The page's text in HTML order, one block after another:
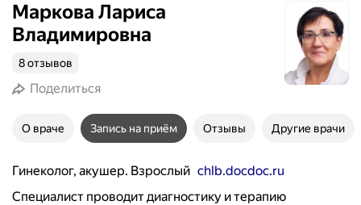
Маркова Лариса
Владимировна
8 отзывов
Поделиться
О враче Запись на приём Отзывы Другие врачи
Гинеколог, акушер. Взрослый chlb.docdoc.ru
Специалист проводит диагностику и терапию